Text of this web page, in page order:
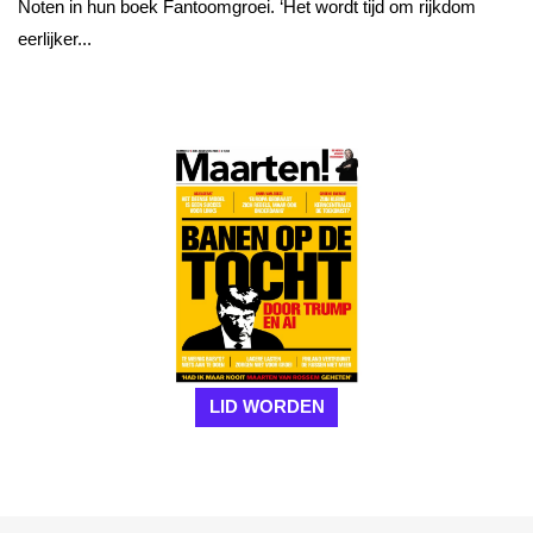
Noten in hun boek Fantoomgroei. ‘Het wordt tijd om rijkdom
eerlijker...
LID WORDEN